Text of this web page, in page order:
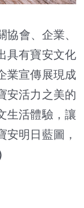
會、企業、
具有寶安文化
業宣傳展現成
安活力之美的
生活體驗，讓
安明日藍圖，